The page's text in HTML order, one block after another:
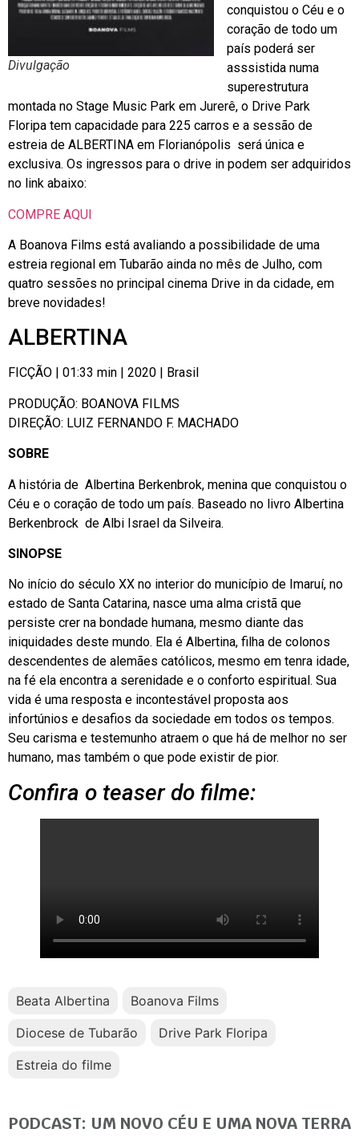
Divulgação
conquistou o Céu e o
coração de todo um
país poderá ser
asssistida numa
superestrutura
montada no Stage Music Park em Jurerê, o Drive Park
Floripa tem capacidade para 225 carros e a sessão de
estreia de ALBERTINA em Florianópolis será única e
exclusiva. Os ingressos para o drive in podem ser adquiridos
no link abaixo:
COMPRE AQUI
A Boanova Films está avaliando a possibilidade de uma
estreia regional em Tubarão ainda no mês de Julho, com
quatro sessões no principal cinema Drive in da cidade, em
breve novidades!
ALBERTINA
FICÇÃO | 01:33 min | 2020 | Brasil
PRODUÇÃO: BOANOVA FILMS
DIREÇÃO: LUIZ FERNANDO F. MACHADO
SOBRE
A história de Albertina Berkenbrok, menina que conquistou o
Céu e o coração de todo um país. Baseado no livro Albertina
Berkenbrock de Albi Israel da Silveira.
SINOPSE
No início do século XX no interior do município de Imaruí, no
estado de Santa Catarina, nasce uma alma cristã que
persiste crer na bondade humana, mesmo diante das
iniquidades deste mundo. Ela é Albertina, filha de colonos
descendentes de alemães católicos, mesmo em tenra idade,
na fé ela encontra a serenidade e o conforto espiritual. Sua
vida é uma resposta e incontestável proposta aos
infortúnios e desafios da sociedade em todos os tempos.
Seu carisma e testemunho atraem o que há de melhor no ser
humano, mas também o que pode existir de pior.
Confira o teaser do filme:
Beata Albertina
Boanova Films
Diocese de Tubarão
Drive Park Floripa
Estreia do filme
PODCAST: UM NOVO CÉU E UMA NOVA TERRA